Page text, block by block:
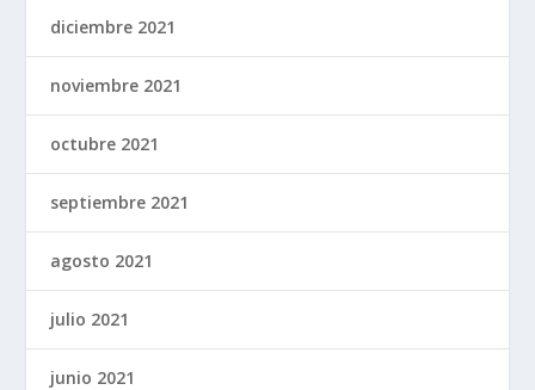
diciembre 2021
noviembre 2021
octubre 2021
septiembre 2021
agosto 2021
julio 2021
junio 2021